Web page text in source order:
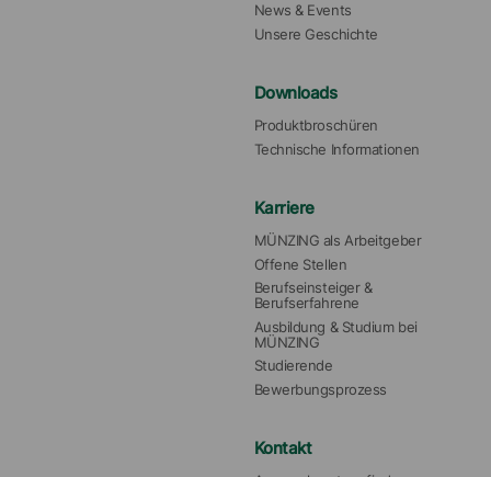
News & Events
Unsere Geschichte
Downloads
Produktbroschüren
Technische Informationen
Karriere
MÜNZING als Arbeitgeber
Offene Stellen
Berufseinsteiger &
Berufserfahrene
Ausbildung & Studium bei
MÜNZING
Studierende
Bewerbungsprozess
Kontakt